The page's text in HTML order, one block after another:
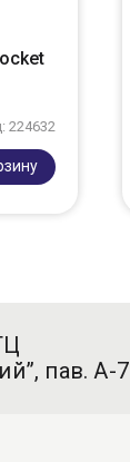
224632
пав. А-7